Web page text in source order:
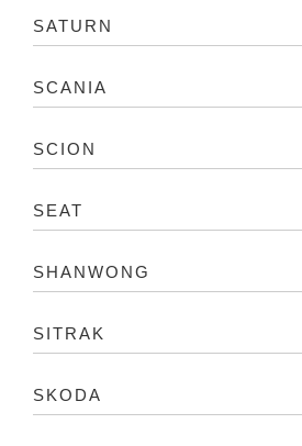
SATURN
SCANIA
SCION
SEAT
SHANWONG
SITRAK
SKODA